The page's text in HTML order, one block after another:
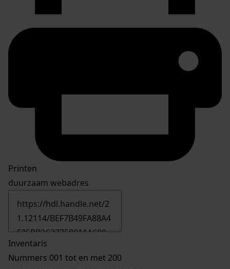
Printen
duurzaam webadres
Inventaris
Nummers 001 tot en met 200